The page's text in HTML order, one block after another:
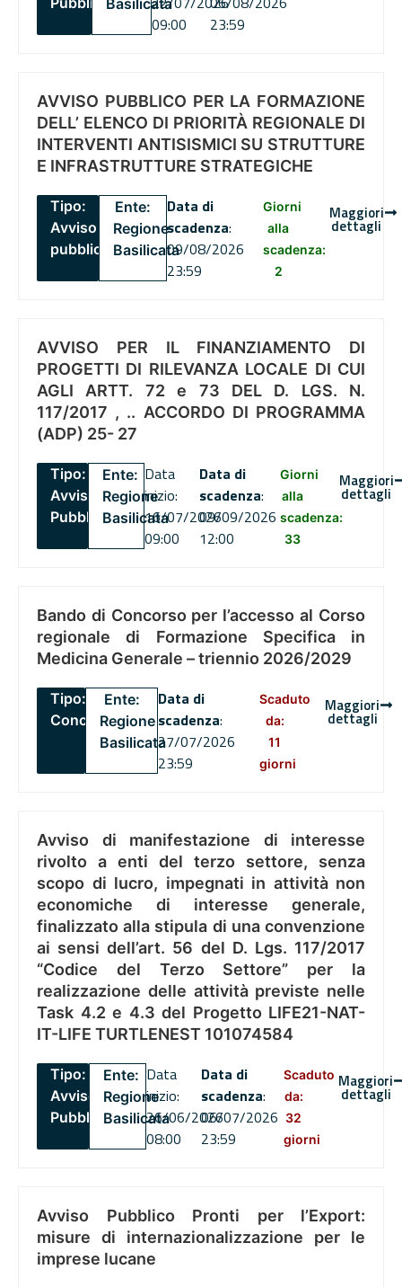
Basilicata
09:00
23:59
AVVISO PUBBLICO PER LA FORMAZIONE
DELL’ ELENCO DI PRIORITÀ REGIONALE DI
INTERVENTI ANTISISMICI SU STRUTTURE
E INFRASTRUTTURE STRATEGICHE
Tipo:
Avviso
pubblico
Ente:
Regione
Basilicata
Data di
scadenza:
09/08/2026
23:59
Giorni
alla
scadenza:
2
Maggiori
dettagli
AVVISO PER IL FINANZIAMENTO DI
PROGETTI DI RILEVANZA LOCALE DI CUI
AGLI ARTT. 72 e 73 DEL D. LGS. N.
117/2017 , .. ACCORDO DI PROGRAMMA
(ADP) 25- 27
Tipo:
Avviso
Pubblico
Ente:
Regione
Basilicata
Data
inizio:
16/07/2026
09:00
Data di
scadenza:
09/09/2026
12:00
Giorni
alla
scadenza:
33
Maggiori
dettagli
Bando di Concorso per l’accesso al Corso
regionale di Formazione Specifica in
Medicina Generale – triennio 2026/2029
Tipo:
Concorsi
Ente:
Regione
Basilicata
Data di
scadenza:
27/07/2026
23:59
Scaduto
da:
11
giorni
Maggiori
dettagli
Avviso di manifestazione di interesse
rivolto a enti del terzo settore, senza
scopo di lucro, impegnati in attività non
economiche di interesse generale,
finalizzato alla stipula di una convenzione
ai sensi dell’art. 56 del D. Lgs. 117/2017
“Codice del Terzo Settore” per la
realizzazione delle attività previste nelle
Task 4.2 e 4.3 del Progetto LIFE21-NAT-
IT-LIFE TURTLENEST 101074584
Tipo:
Avviso
Pubblico
Ente:
Regione
Basilicata
Data
inizio:
26/06/2026
08:00
Data di
scadenza:
06/07/2026
23:59
Scaduto
da:
32
giorni
Maggiori
dettagli
Avviso Pubblico Pronti per l’Export:
misure di internazionalizzazione per le
imprese lucane